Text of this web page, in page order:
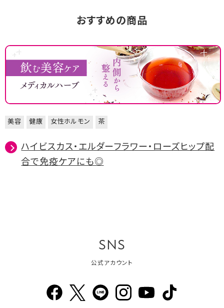
おすすめの商品
美容 健康 女性ホルモン 茶
ハイビスカス・エルダーフラワー・ローズヒップ配
合で免疫ケアにも◎
SNS
公式アカウント